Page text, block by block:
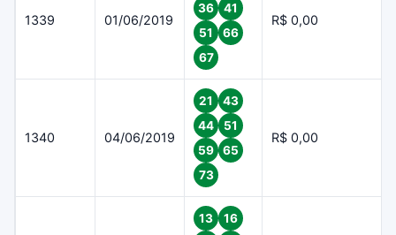
1339 01/06/2019
36
41
51
66
67
R$ 0,00
1340 04/06/2019
21
43
44
51
59
65
73
R$ 0,00
13
16